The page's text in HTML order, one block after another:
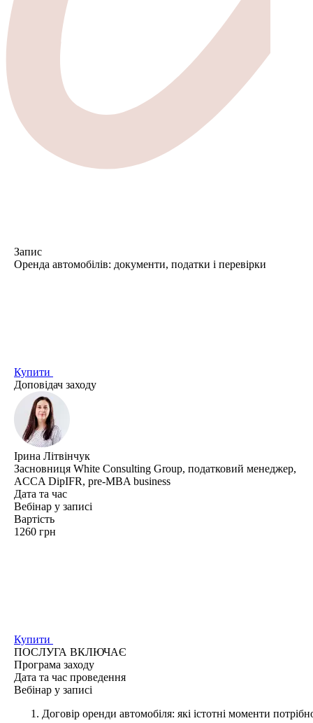
Запис
Оренда автомобілів: документи, податки і перевірки
Купити
Доповідач заходу
Ірина Літвінчук
Засновниця White Consulting Group, податковий менеджер,
ACCA DipIFR, pre-MBA business
Дата та час
Вебінар у записі
Вартість
1260 грн
Купити
ПОСЛУГА ВКЛЮЧАЄ
Програма заходу
Дата та час проведення
Вебінар у записі
Договір оренди автомобіля: які істотні моменти